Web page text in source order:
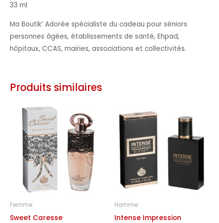
33 ml
Ma Boutik’ Adorée spécialiste du cadeau pour séniors
personnes âgées, établissements de santé, Ehpad,
hôpitaux, CCAS, mairies, associations et collectivités.
Produits similaires
Femme
Sweet Caresse
Homme
Intense Impression